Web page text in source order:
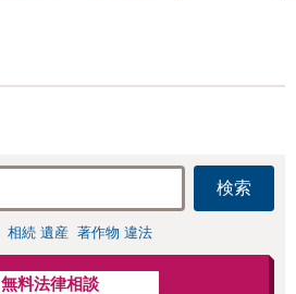
検索
相続 遺産 著作物 違法
無料法律相談